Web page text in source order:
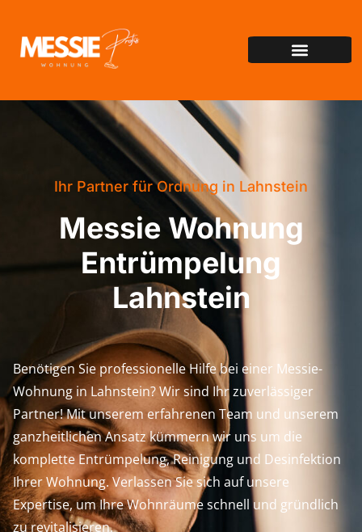
Ihr Partner für Ordnung in Lahnstein
Messie Wohnung
Entrümpelung
Lahnstein
Benötigen Sie professionelle Hilfe bei einer Messie-
Wohnung in Lahnstein? Wir sind Ihr zuverlässiger
Partner! Mit unserem erfahrenen Team und unserem
ganzheitlichen Ansatz kümmern wir uns um die
komplette Entrümpelung, Reinigung und Desinfektion
Ihrer Wohnung. Verlassen Sie sich auf unsere
Expertise, um Ihre Wohnräume schnell und gründlich
zu revitalisieren.